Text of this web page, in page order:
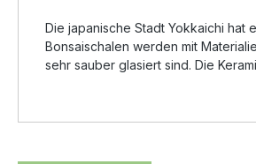
Die japanische Stadt Yokkaichi hat
Bonsaischalen werden mit
sehr sauber glasiert sind. Die